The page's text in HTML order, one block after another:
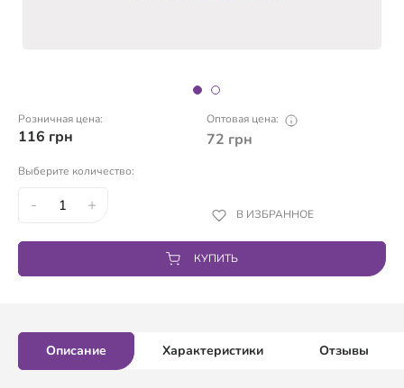
Розничная цена:
116 грн
Оптовая цена:
72 грн
Выберите количество:
- + В ИЗБРАННОЕ
КУПИТЬ
Описание Характеристики Отзывы